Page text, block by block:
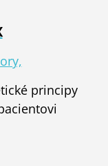
principy